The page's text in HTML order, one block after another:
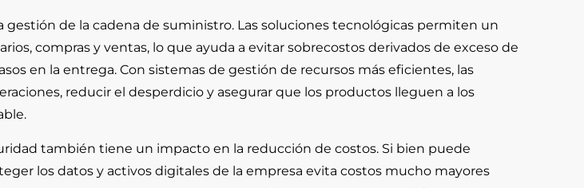
gestión de la cadena de suministro. Las soluciones tecnológicas permiten un
compras y ventas, lo que ayuda a evitar sobrecostos derivados de exceso de
en la entrega. Con sistemas de gestión de recursos más eficientes, las
reducir el desperdicio y asegurar que los productos lleguen a los
también tiene un impacto en la reducción de costos. Si bien puede
los datos y activos digitales de la empresa evita costos mucho mayores